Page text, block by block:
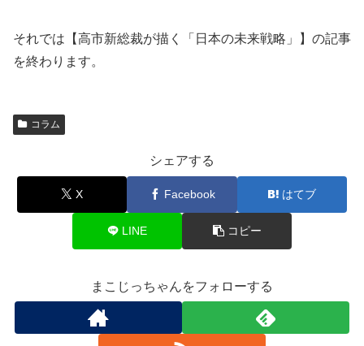
それでは【高市新総裁が描く「日本の未来戦略」】の記事
を終わります。
コラム
シェアする
X Facebook はてブ
LINE コピー
まこじっちゃんをフォローする